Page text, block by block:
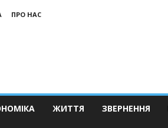
ПРО НАС
ЖИТТЯ ЗВЕРНЕННЯ